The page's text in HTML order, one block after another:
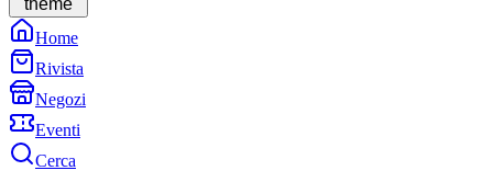
theme
Home
Rivista
Negozi
Eventi
Cerca